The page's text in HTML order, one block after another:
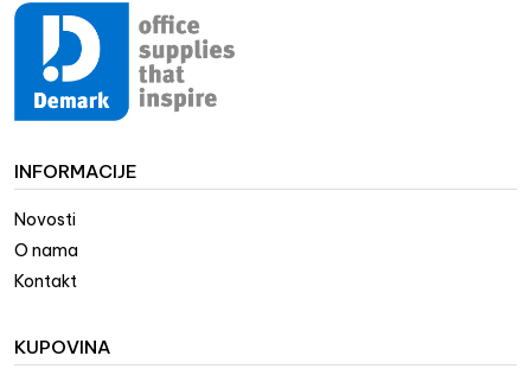
INFORMACIJE
Novosti
O nama
Kontakt
KUPOVINA